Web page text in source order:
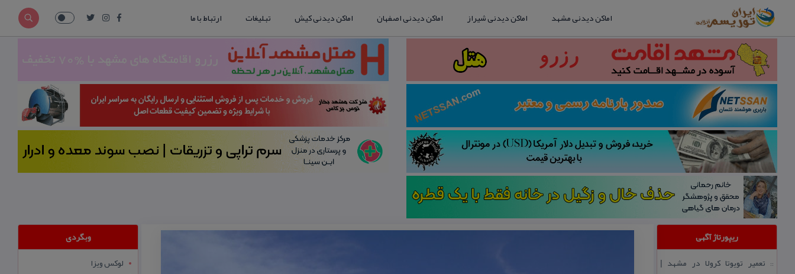
اماکن دیدنی مشهد اماکن دیدنی شیراز اماکن دیدنی اصفهان اماکن دیدنی کیش تبلیغات ارتباط با ما
ریپورتاژ آگهی
:: تعمیر تویوتا كرولا در مشهد |
وبگردی
لوکس ویزا